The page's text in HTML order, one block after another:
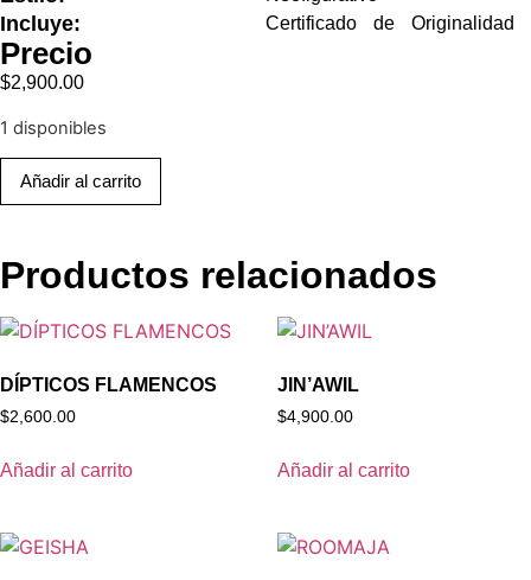
Incluye: Certificado de Originalidad
Precio
$2,900.00
1 disponibles
Añadir al carrito
Productos relacionados
DÍPTICOS FLAMENCOS
$2,600.00
Añadir al carrito
JIN’AWIL
$4,900.00
Añadir al carrito